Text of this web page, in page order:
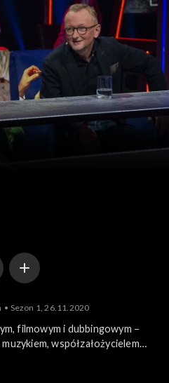
Tego się nie wytnie
Sezon 1, 26.11.2020
filmowym i dubbingowym −
współzałożycielem
Nowakiem. Na scenie